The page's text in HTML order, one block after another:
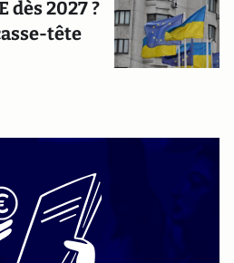
dès 2027 ?
tête